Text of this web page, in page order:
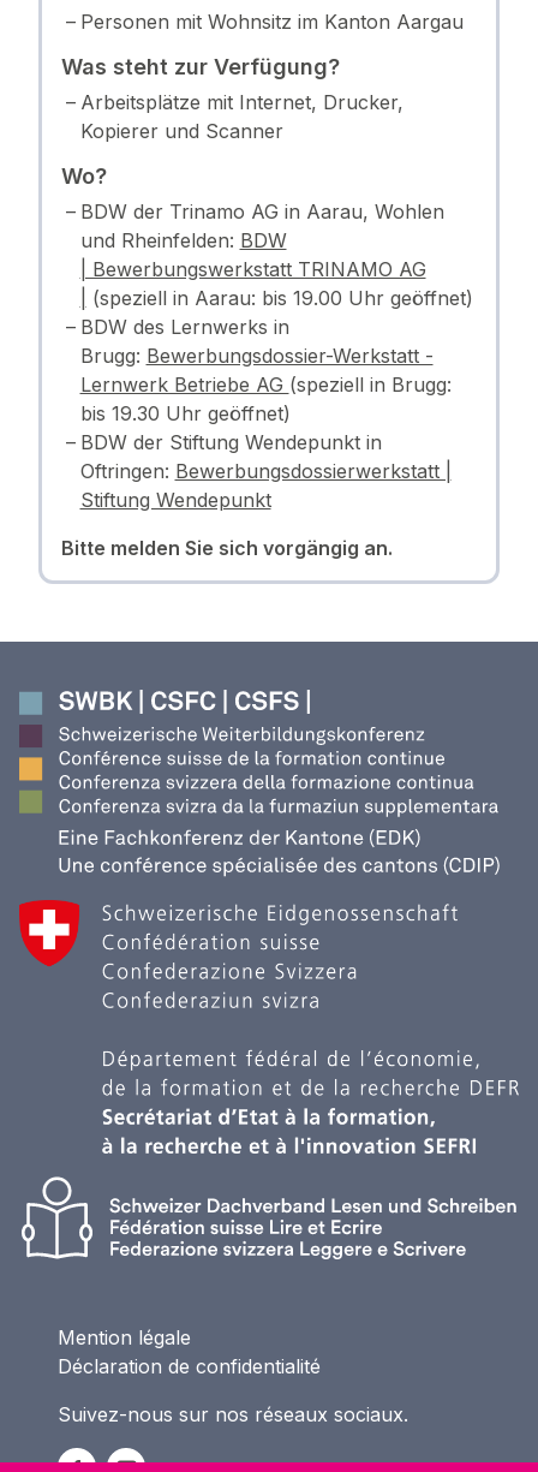
Personen mit Wohnsitz im Kanton Aargau
Was steht zur Verfügung?
Arbeitsplätze mit Internet, Drucker,
Kopierer und Scanner
Wo?
BDW der Trinamo AG in Aarau, Wohlen
und Rheinfelden: BDW
| Bewerbungswerkstatt TRINAMO AG
(speziell in Aarau: bis 19.00 Uhr geöffnet)
BDW des Lernwerks in
Brugg: Bewerbungsdossier-Werkstatt -
Lernwerk Betriebe AG (speziell in Brugg:
bis 19.30 Uhr geöffnet)
BDW der Stiftung Wendepunkt in
Oftringen: Bewerbungsdossierwerkstatt |
Stiftung Wendepunkt
Bitte melden Sie sich vorgängig an.
Mention légale
Déclaration de confidentialité
Suivez-nous sur nos réseaux sociaux.